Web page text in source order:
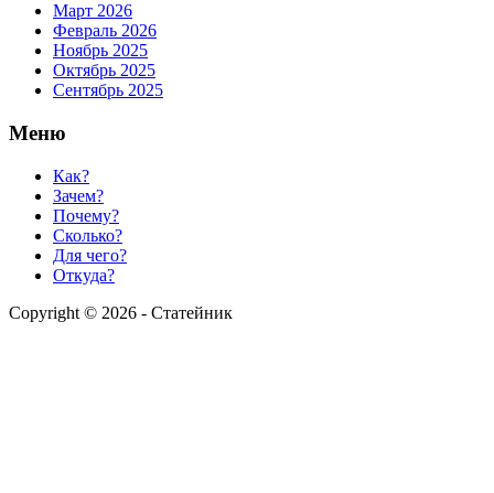
Март 2026
Февраль 2026
Ноябрь 2025
Октябрь 2025
Сентябрь 2025
Меню
Как?
Зачем?
Почему?
Сколько?
Для чего?
Откуда?
Copyright © 2026 - Статейник